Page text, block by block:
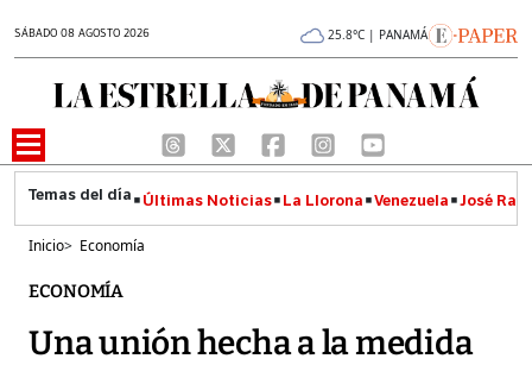
SÁBADO 08 AGOSTO 2026 25.8°C | PANAMÁ
Últimas Noticias La Llorona Venezuela José
Inicio> Economía
ECONOMÍA
Una unión hecha a la medida